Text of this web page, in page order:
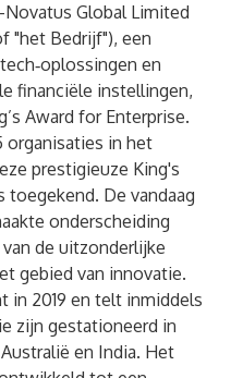
Novatus Global Limited
"het Bedrijf"), een
en
financiële instellingen,
Award for Enterprise.
organisaties in het
prestigieuze King's
toegekend. De vandaag
onderscheiding
de uitzonderlijke
gebied van innovatie.
in 2019 en telt inmiddels
zijn gestationeerd in
en India. Het